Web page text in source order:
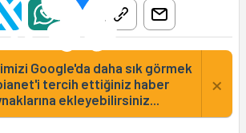
Google'da daha sık görmek
tercih ettiğiniz haber
ekleyebilirsiniz...
×